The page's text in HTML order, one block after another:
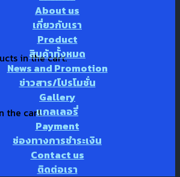
in the cart.
the cart.
About us
เกี่ยวกับเรา
Product
สินค้าทั้งหมด
News and Promotion
ข่าวสาร/โปรโมชั่น
Gallery
แกลเลอรี่
Payment
ช่องทางการชำระเงิน
Contact us
ติดต่อเรา